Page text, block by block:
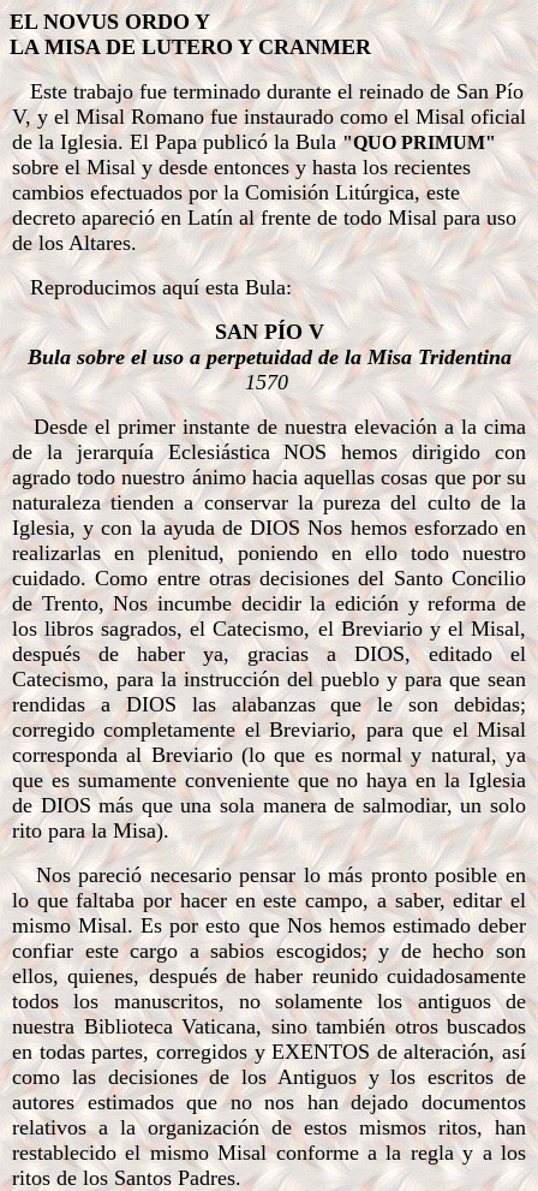
EL NOVUS ORDO Y
LA MISA DE LUTERO Y CRANMER
Este trabajo fue terminado durante el reinado de San Pío
V, y el Misal Romano fue instaurado como el Misal oficial
de la Iglesia. El Papa publicó la Bula"QUO PRIMUM"
sobre el Misal y desde entonces y hasta los recientes
cambios efectuados por la Comisión Litúrgica, este
decreto apareció en Latín al frente de todo Misal para uso
de los Altares.
Reproducimos aquí esta Bula:
SAN PÍO V
Bula sobre el uso a perpetuidad de la Misa Tridentina
1570
Desde el primer instante de nuestra elevación a la cima
de la jerarquía Eclesiástica NOS hemos dirigido con
agrado todo nuestro ánimo hacia aquellas cosas que por su
naturaleza tienden a conservar la pureza del culto de la
Iglesia, y con la ayuda de DIOS Nos hemos esforzado en
realizarlas en plenitud, poniendo en ello todo nuestro
cuidado. Como entre otras decisiones del Santo Concilio
de Trento, Nos incumbe decidir la edición y reforma de
los libros sagrados, el Catecismo, el Breviario y el Misal,
después de haber ya, gracias a DIOS, editado el
Catecismo, para la instrucción del pueblo y para que sean
rendidas a DIOS las alabanzas que le son debidas;
corregido completamente el Breviario, para que el Misal
corresponda al Breviario (lo que es normal y natural, ya
que es sumamente conveniente que no haya en la Iglesia
de DIOS más que una sola manera de salmodiar, un solo
rito para la Misa).
Nos pareció necesario pensar lo más pronto posible en
lo que faltaba por hacer en este campo, a saber, editar el
mismo Misal. Es por esto que Nos hemos estimado deber
confiar este cargo a sabios escogidos; y de hecho son
ellos, quienes, después de haber reunido cuidadosamente
todos los manuscritos, no solamente los antiguos de
nuestra Biblioteca Vaticana, sino también otros buscados
en todas partes, corregidos y EXENTOS de alteración, así
como las decisiones de los Antiguos y los escritos de
autores estimados que no nos han dejado documentos
relativos a la organización de estos mismos ritos, han
restablecido el mismo Misal conforme a la regla y a los
ritos de los Santos Padres.